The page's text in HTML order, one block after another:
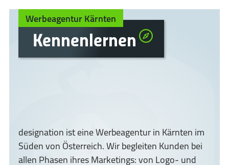
NavigationWerbeagentur Kärnten
Kennenlernen
designation ist eine Werbeagentur in Kärnten im
Süden von Österreich. Wir begleiten Kunden bei
allen Phasen ihres Marketings: von Logo- und